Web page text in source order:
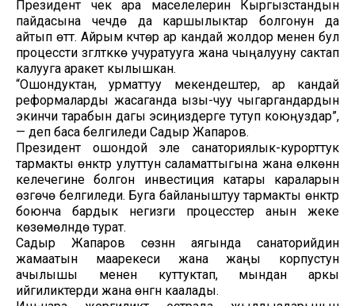
Президент чек ара маселелерин Кыргызстандын
пайдасына чечүүдө да каршылыктар болгонун да
айтып өттү. Айрым күчтөр ар кандай жолдор менен бул
процессти үзгүлтүккө учуратууга жана чыңалууну сактап
калууга аракет кылышкан.
“Ошондуктан, урматтуу мекендештер, ар кандай
реформаларды жасаганда ызы-чуу чыгаргандардын
экинчи тарабын дагы эсиңиздерге тутуп коюңуздар”,
— деп баса белгиледи Садыр Жапаров.
Президент ошондой эле санаториялык-курорттук
тармакты өнүктүрүү улуттун саламаттыгына жана өлкөнүн
келечегине болгон инвестиция катары караларын
өзгөчө белгиледи. Буга байланыштуу тармакты өнүктүрүү
боюнча бардык негизги процесстер анын жеке
көзөмөлүндө турат.
Садыр Жапаров сөзүнүн аягында санаторийдин
жамаатын маарекеси жана жаңы корпустун
ачылышы менен куттуктап, мындан аркы
ийгиликтерди жана өнүгүүнү каалады.